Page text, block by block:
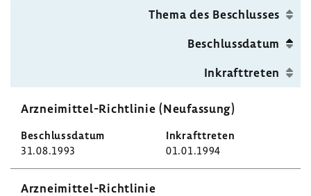
Thema des Beschlusses
Beschluss­datum
Inkraft­treten
Arzneimittel-​Richtlinie (Neufas­sung)
31.08.1993 01.01.1994
Arzneimittel-​Richtlinie